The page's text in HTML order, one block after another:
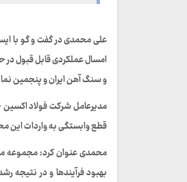
علی محمدی در گفت و گو با
امسال عملکردی قابل قبول
و سنگ آهن ایران و پنجمین
قطع وابستگی به واردات این
محمدی عنوان کرد: مجموعه
بهبود فرآیندها و در